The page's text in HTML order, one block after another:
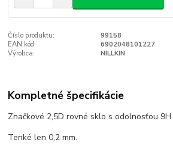
Číslo produktu:
99158
EAN kód:
6902048101227
Výrobca:
NILLKIN
Kompletné špecifikácie
Značkové 2,5D rovné sklo s odolnosťou 9H.
Tenké len 0,2 mm.